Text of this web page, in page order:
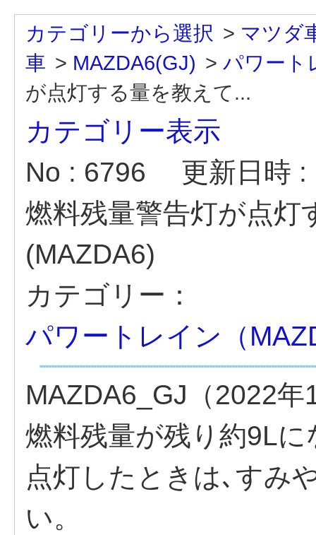
カテゴリーから選択 > マツダ
車 > MAZDA6(GJ) > パワート
が点灯する量を教えて...
カテゴリー表示
No : 6796
更新日時
燃料残量警告灯が点
(MAZDA6)
カテゴリー：
パワートレイン（
MAZDA6_GJ（2022
燃料残量が残り約9L
点灯したときは､すみ
い。